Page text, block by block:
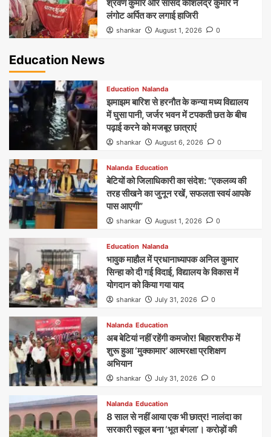
श्रवण कुमार और सांसद कौशलेंद्र कुमार ने
लंगोट अर्पित कर लगाई हाजिरी
shankar August 1, 2026 0
Education News
Education Nalanda
झमाझम बारिश से हरनौत के कन्या मध्य विद्यालय
में घुसा पानी, जर्जर भवन में टपकती छत के बीच
पढ़ाई करने को मजबूर छात्राएं
shankar August 6, 2026 0
Nalanda Education
बेटियों को जिलाधिकारी का संदेश: “एकलव्य की
तरह सीखने का जुनून रखें, सफलता स्वयं आपके
पास आएगी”
shankar August 1, 2026 0
Education Nalanda
भावुक माहौल में प्रधानाध्यापक अनिल कुमार
सिन्हा को दी गई विदाई, विद्यालय के विकास में
योगदान को किया गया याद
shankar July 31, 2026 0
Nalanda Education
अब बेटियां नहीं रहेंगी कमजोर! बिहारशरीफ में
शुरू हुआ ‘मुक्कामार’ आत्मरक्षा प्रशिक्षण
अभियान
shankar July 31, 2026 0
Nalanda Education
8 साल से नहीं आया एक भी छात्र! नालंदा का
सरकारी स्कूल बना ‘भूत बंगला’। करोड़ों की